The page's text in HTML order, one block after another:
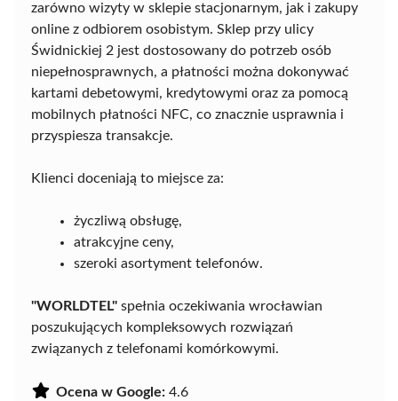
zarówno wizyty w sklepie stacjonarnym, jak i zakupy
online z odbiorem osobistym. Sklep przy ulicy
Świdnickiej 2 jest dostosowany do potrzeb osób
niepełnosprawnych, a płatności można dokonywać
kartami debetowymi, kredytowymi oraz za pomocą
mobilnych płatności NFC, co znacznie usprawnia i
przyspiesza transakcje.
Klienci doceniają to miejsce za:
życzliwą obsługę,
atrakcyjne ceny,
szeroki asortyment telefonów.
"WORLDTEL" spełnia oczekiwania wrocławian
poszukujących kompleksowych rozwiązań
związanych z telefonami komórkowymi.
Ocena w Google: 4.6